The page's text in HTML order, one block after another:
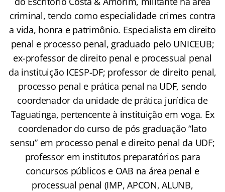
criminal, tendo como especialidade crimes contra
a vida, honra e patrimônio. Especialista em direito
penal e processo penal, graduado pelo UNICEUB;
ex-professor de direito penal e processual penal
da instituição ICESP-DF; professor de direito penal,
processo penal e prática penal na UDF, sendo
coordenador da unidade de prática jurídica de
Taguatinga, pertencente à instituição em voga. Ex
coordenador do curso de pós graduação “lato
sensu” em processo penal e direito penal da UDF;
professor em institutos preparatórios para
concursos públicos e OAB na área penal e
processual penal (IMP, APCON, ALUNB,